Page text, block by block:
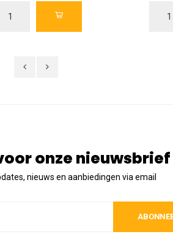
onze nieuwsbrief
nieuws en aanbiedingen via email